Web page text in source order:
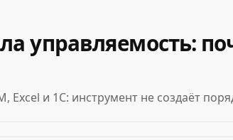
управляемость:
Excel и 1С: инструмент не создаёт